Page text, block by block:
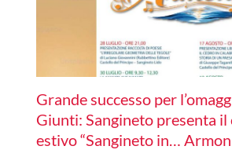
Grande successo per
Giunti: Sangineto presenta
estivo “Sangineto in…